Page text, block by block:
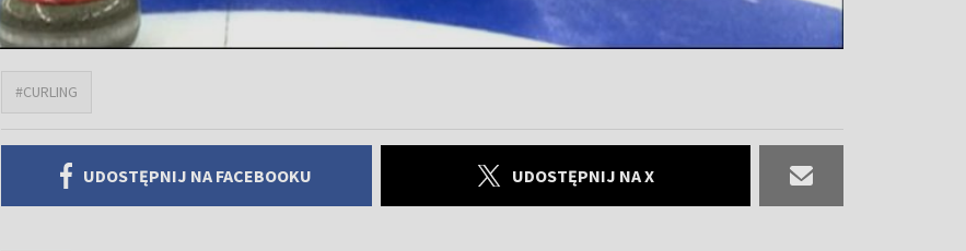
#CURLING
UDOSTĘPNIJ NA FACEBOOKU UDOSTĘPNIJ NA X